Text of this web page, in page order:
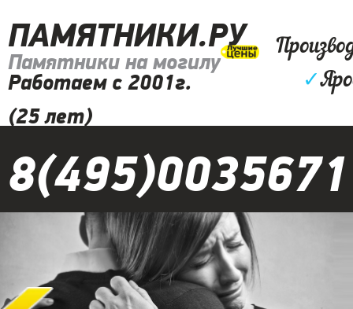
ПАМЯТНИКИ.РУ
Памятники на могилу
Работаем с 2001г.
(25 лет)
✓
8(495)0035671